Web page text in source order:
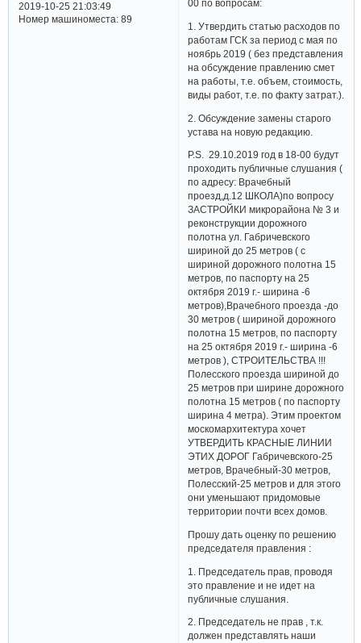
2019-10-25 21:03:49
Номер машиноместа:89
00 по вопросам:
1. Утвердить статью расходов по
работам ГСК за период с мая по
ноябрь 2019 ( без представления
на обсуждение правлению смет
на работы, т.е. объем, стоимость,
виды работ, т.е. по факту затрат.).
2. Обсуждение замены старого
устава на новую редакцию.
P.S. 29.10.2019 год в 18-00 будут
проходить публичные слушания (
по адресу: Врачебный
проезд,д.12 ШКОЛА)по вопросу
ЗАСТРОЙКИ микрорайона № 3 и
реконструкции дорожного
полотна ул. Габричевского
шириной до 25 метров ( с
шириной дорожного полотна 15
метров, по паспорту на 25
октября 2019 г.- ширина -6
метров),Врачебного проезда -до
30 метров ( шириной дорожного
полотна 15 метров, по паспорту
на 25 октября 2019 г.- ширина -6
метров ), СТРОИТЕЛЬСТВА !!!
Полесского проезда шириной до
25 метров при ширине дорожного
полотна 15 метров ( по паспорту
ширина 4 метра). Этим проектом
москомархитектура хочет
УТВЕРДИТЬ КРАСНЫЕ ЛИНИИ
ЭТИХ ДОРОГ Габричевского-25
метров, Врачебный-30 метров,
Полесский-25 метров и для этого
они уменьшают придомовые
территории почти всех домов.
Прошу дать оценку по решению
председателя правления :
1. Председатель прав, проводя
это правление и не идет на
публичные слушания.
2. Председатель не прав , т.к.
должен представлять наши